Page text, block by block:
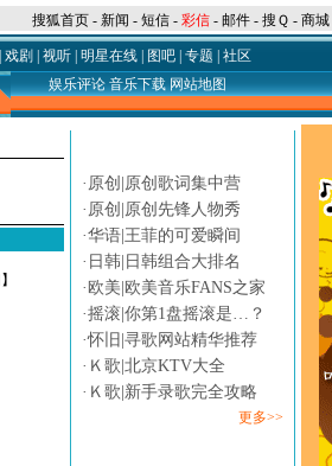
搜狐首页 - 新闻 - 短信 - 彩信 - 邮件 - 搜Ｑ - 商城
戏剧 视听| 明星在线| 图吧| 专题 社区
娱乐评论 音乐下载 网站地图
】
· 原创|原创歌词集中营
· 原创|原创先锋人物秀
·华语|王菲的可爱瞬间
· 日韩|日韩组合大排名
· 欧美|欧美音乐FANS之家
·摇滚|你第1盘摇滚是…？
·怀旧|寻歌网站精华推荐
· Ｋ歌|北京KTV大全
· Ｋ歌|新手录歌完全攻略
更多>>